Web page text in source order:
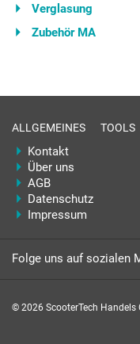
Verglasung
Zubehör MA
ALLGEMEINES
Kontakt
Über uns
AGB
Datenschutz
Impressum
TOOLS
Folge uns auf
© 2026 ScooterTech Handels